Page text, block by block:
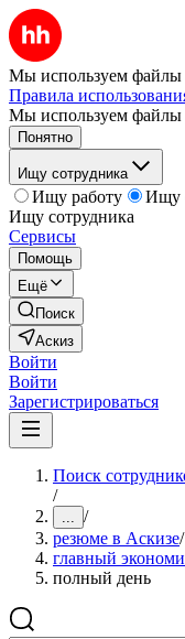
Мы используем файлы
Правила
Мы используем файлы
Понятно
Ищу сотрудника
Ищу работу
Ищу
Ищу сотрудника
Сервисы
Помощь
Ещё
Поиск
Аскиз
Войти
Войти
Зарегистрироваться
Поиск
/
... /
резюме в Аскизе/
главный
полный день